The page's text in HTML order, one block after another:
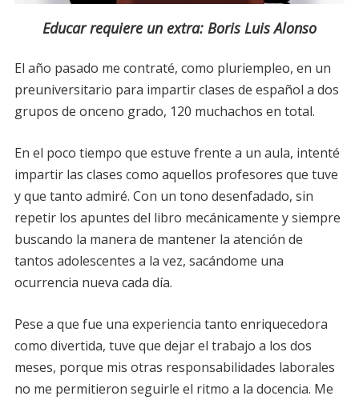
Educar requiere un extra: Boris Luis Alonso
El año pasado me contraté, como pluriempleo, en un
preuniversitario para impartir clases de español a dos
grupos de onceno grado, 120 muchachos en total.
En el poco tiempo que estuve frente a un aula, intenté
impartir las clases como aquellos profesores que tuve
y que tanto admiré. Con un tono desenfadado, sin
repetir los apuntes del libro mecánicamente y siempre
buscando la manera de mantener la atención de
tantos adolescentes a la vez, sacándome una
ocurrencia nueva cada día.
Pese a que fue una experiencia tanto enriquecedora
como divertida, tuve que dejar el trabajo a los dos
meses, porque mis otras responsabilidades laborales
no me permitieron seguirle el ritmo a la docencia. Me